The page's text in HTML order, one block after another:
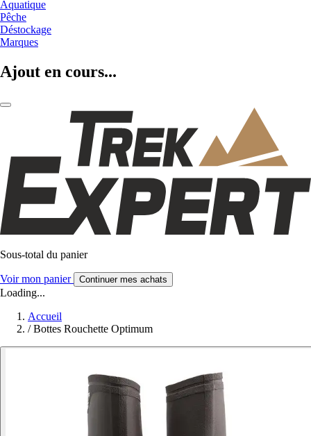
Aquatique
Pêche
Déstockage
Marques
Ajout en cours...
Sous-total du panier
Voir mon panier Continuer mes achats
Loading...
Accueil
/ Bottes Rouchette Optimum